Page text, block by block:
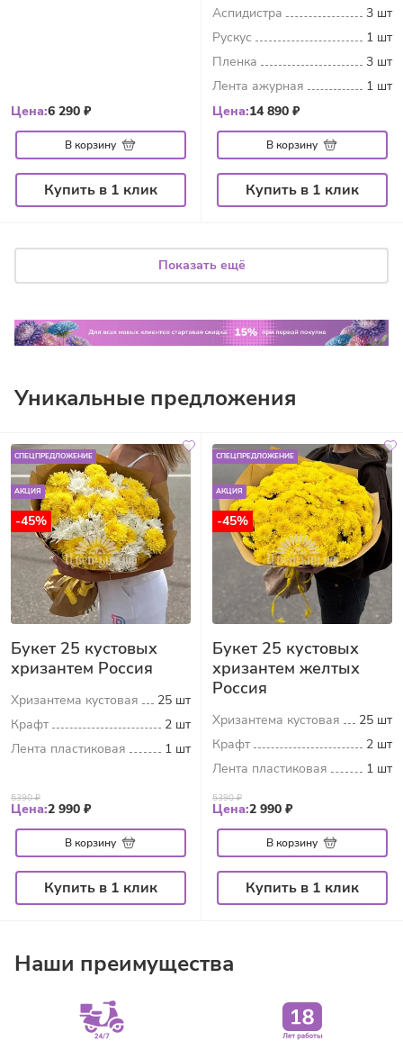
Цена:6 290 ₽
В корзину
Купить в 1 клик
Аспидистра
3 шт
Рускус
1 шт
Пленка
3 шт
Лента ажурная
1 шт
Цена:14 890 ₽
В корзину
Купить в 1 клик
Показать ещё
Уникальные предложения
-45%
СПЕЦПРЕДЛОЖЕНИЕ
АКЦИЯ
Букет 25 кустовых
хризантем Россия
Хризантема кустовая
25 шт
Крафт
2 шт
Лента пластиковая
1 шт
5390 ₽
Цена:2 990 ₽
В корзину
Купить в 1 клик
-45%
СПЕЦПРЕДЛОЖЕНИЕ
АКЦИЯ
Букет 25 кустовых
хризантем желтых
Россия
Хризантема кустовая
25 шт
Крафт
2 шт
Лента пластиковая
1 шт
5390 ₽
Цена:2 990 ₽
В корзину
Купить в 1 клик
Наши преимущества